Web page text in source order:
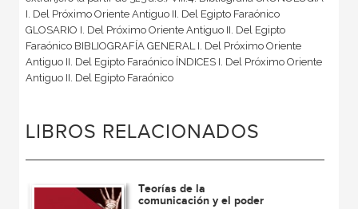
I. Del Próximo Oriente Antiguo II. Del Egipto Faraónico
GLOSARIO I. Del Próximo Oriente Antiguo II. Del Egipto
Faraónico BIBLIOGRAFÍA GENERAL I. Del Próximo Oriente
Antiguo II. Del Egipto Faraónico ÍNDICES I. Del Próximo Oriente
Antiguo II. Del Egipto Faraónico
LIBROS RELACIONADOS
Teorías de la
comunicación y el poder